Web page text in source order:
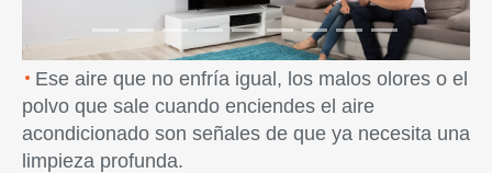
Ese aire que no enfría igual, los malos olores o el
polvo que sale cuando enciendes el aire
acondicionado son señales de que ya necesita una
limpieza profunda.